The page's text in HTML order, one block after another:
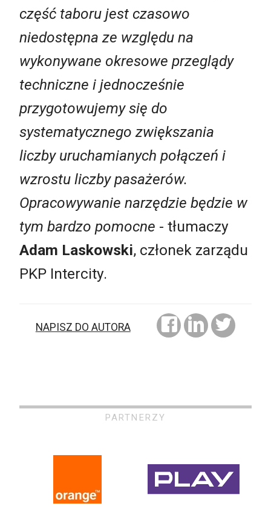
część taboru jest czasowo
niedostępna ze względu na
wykonywane okresowe przeglądy
techniczne i jednocześnie
przygotowujemy się do
systematycznego zwiększania
liczby uruchamianych połączeń i
wzrostu liczby pasażerów.
Opracowywanie narzędzie będzie w
tym bardzo pomocne - tłumaczy
Adam Laskowski, członek zarządu
PKP Intercity.
NAPISZ DO AUTORA
PARTNERZY